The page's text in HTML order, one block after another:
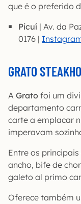
que é o preferido
Picuí | Av. da
0176 |
GRATO
A Grato foi um
departamento
carte a emplacar
imperavam
Entre os
ancho, bife de
galeto al primo
Oferece também